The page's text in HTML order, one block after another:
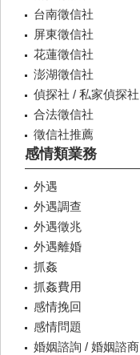
台南徵信社
屏東徵信社
花蓮徵信社
澎湖徵信社
偵探社 / 私家偵探社
合法徵信社
徵信社推薦
感情類業務
外遇
外遇調查
外遇徵兆
外遇離婚
抓姦
抓姦費用
感情挽回
感情問題
婚姻諮詢 / 婚姻諮商